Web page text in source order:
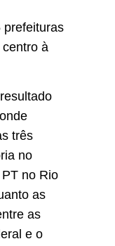
prefeituras
à
três
no
no Rio
as
as
e o